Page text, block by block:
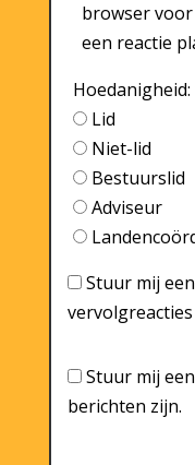
browser
een reactie
Hoedanigheid:
Lid
Niet-lid
Bestuurslid
Adviseur
Stuur mij
vervolgreacties
Stuur mij
berichten zijn.